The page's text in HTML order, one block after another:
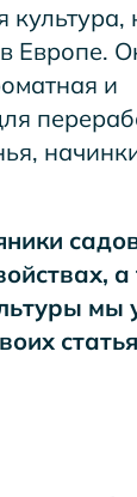
Европе.
и
мы